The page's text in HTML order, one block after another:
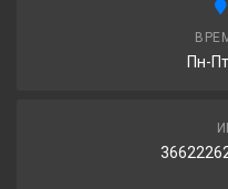
Goodyear
3
Пн-